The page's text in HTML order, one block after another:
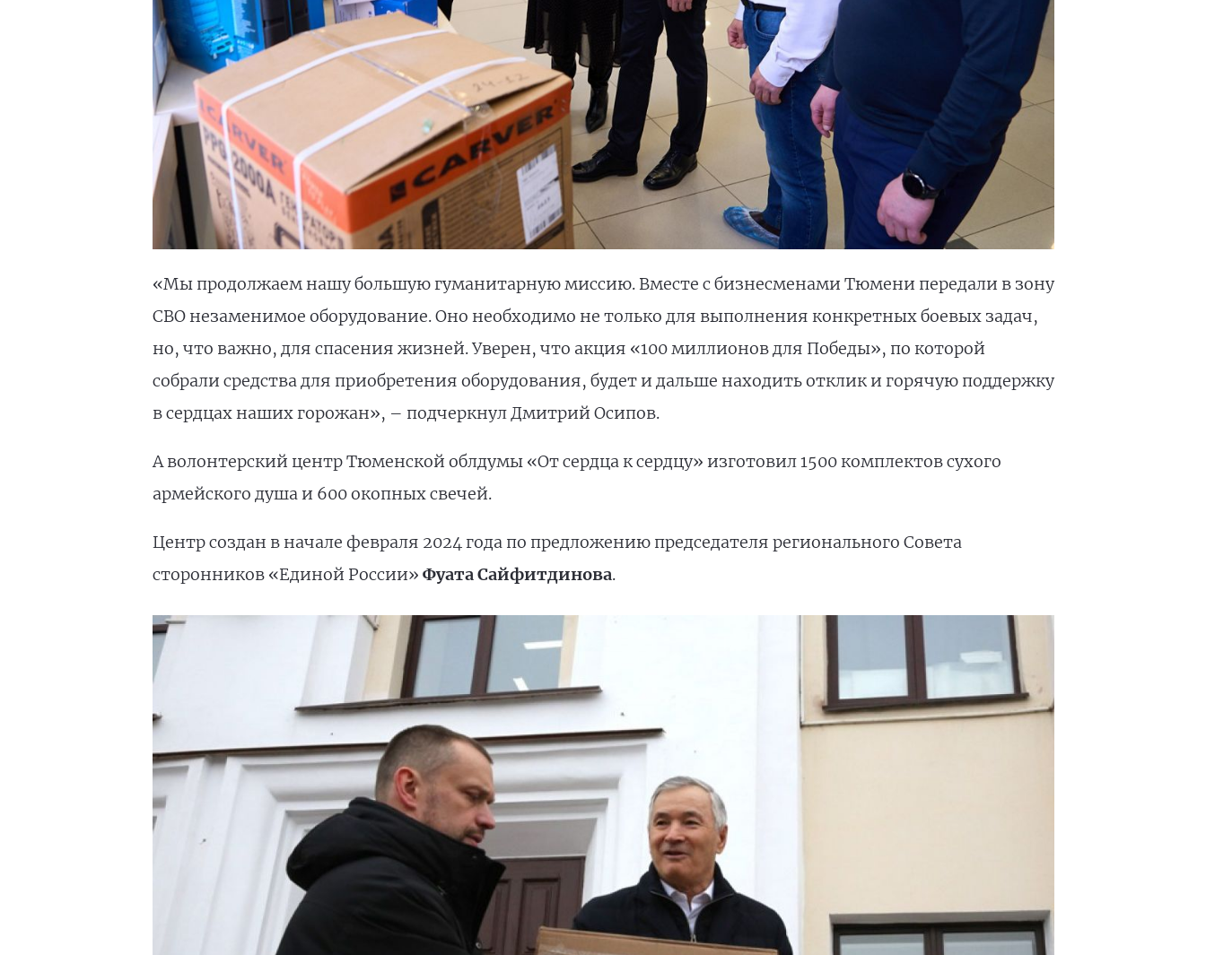
«Мы продолжаем нашу большую гуманитарную миссию. Вместе с бизнесменами Тюмени передали в зону
СВО незаменимое оборудование. Оно необходимо не только для выполнения конкретных боевых задач,
но, что важно, для спасения жизней. Уверен, что акция «100 миллионов для Победы», по которой
собрали средства для приобретения оборудования, будет и дальше находить отклик и горячую поддержку
в сердцах наших горожан», – подчеркнул Дмитрий Осипов.
А волонтерский центр Тюменской облдумы «От сердца к сердцу» изготовил 1500 комплектов сухого
армейского душа и 600 окопных свечей.
Центр создан в начале февраля 2024 года по предложению председателя регионального Совета
сторонников «Единой России» Фуата Сайфитдинова.